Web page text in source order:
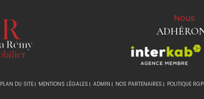
Nous
PLAN DU SITE MENTIONS LÉGALES ADMIN NOS PARTENAIRES POLITIQUE